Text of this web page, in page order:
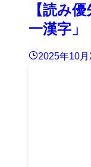
【読み
一漢字
2025年10月